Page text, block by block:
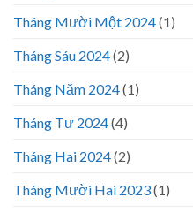
Tháng Mười Một 2024(1)
Tháng Sáu 2024(2)
Tháng Năm 2024(1)
Tháng Tư 2024(4)
Tháng Hai 2024(2)
Tháng Mười Hai 2023(1)